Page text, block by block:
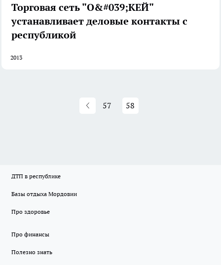
Торговая сеть "О&#039;КЕЙ"
устанавливает деловые контакты с
республикой
2013
57 58
ДТП в республике
Базы отдыха Мордовии
Про здоровье
Про финансы
Полезно знать